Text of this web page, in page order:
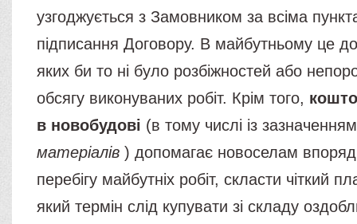
узгоджується з Замовником за всіма
підписання Договору. В майбутньому це
яких би то ні було розбіжностей або
обсягу виконуваних робіт. Крім того,
в новобудові (в тому числі із зазначенням
матеріалів ) допомагає новоселам
перебігу майбутніх робіт, скласти чіткий
який термін слід купувати зі складу